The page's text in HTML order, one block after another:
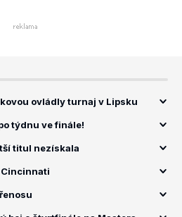
ovládly turnaj v Lipsku
týdnu ve finále!
titul nezískala